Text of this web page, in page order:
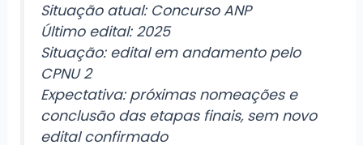
Situação atual: Concurso ANP
Último edital: 2025
Situação: edital em andamento pelo
CPNU 2
Expectativa: próximas nomeações e
conclusão das etapas finais, sem novo
edital confirmado